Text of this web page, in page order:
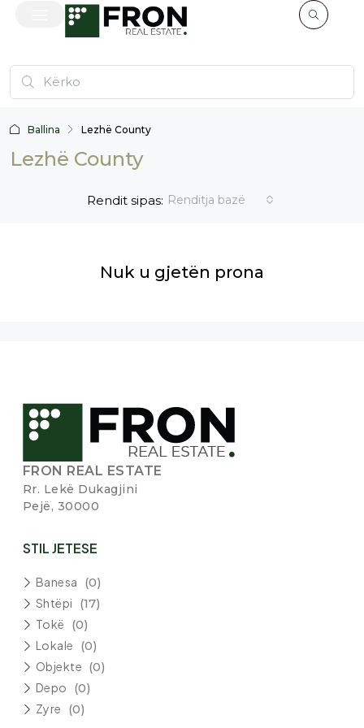
Ballina Lezhë County
Lezhë County
Rendit sipas: Renditja bazë
Nuk u gjetën prona
FRON REAL ESTATE
Rr. Lekë Dukagjini
Pejë, 30000
STIL JETESE
Banesa (0)
Shtëpi (17)
Tokë (0)
Lokale (0)
Objekte (0)
Depo (0)
Zyre (0)